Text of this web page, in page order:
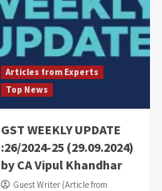
Articles from Experts
Top News
GST WEEKLY UPDATE
:26/2024-25 (29.09.2024)
by CA Vipul Khandhar
Guest Writer (Article from